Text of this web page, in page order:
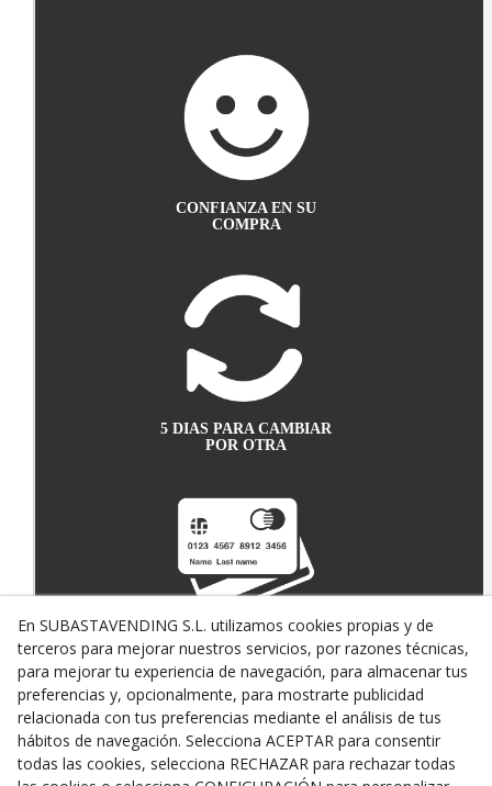
CONFIANZA EN SU
COMPRA
5 DIAS PARA CAMBIAR
POR OTRA
PAGO SEGURO CON
TARJETA DE CRÉDITO
En SUBASTAVENDING S.L. utilizamos cookies propias y de
terceros para mejorar nuestros servicios, por razones técnicas,
para mejorar tu experiencia de navegación, para almacenar tus
preferencias y, opcionalmente, para mostrarte publicidad
relacionada con tus preferencias mediante el análisis de tus
hábitos de navegación. Selecciona ACEPTAR para consentir
todas las cookies, selecciona RECHAZAR para rechazar todas